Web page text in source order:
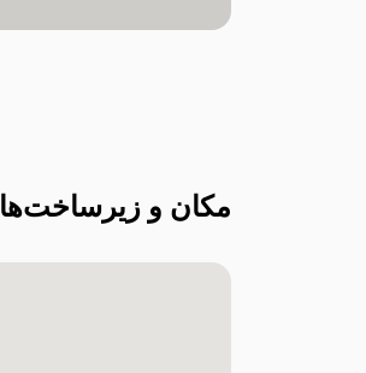
مکان و زیرساخت‌ها